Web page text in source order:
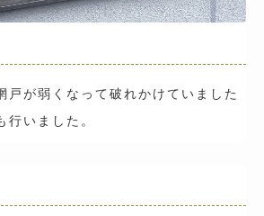
戸が弱くなって破れかけていました
いました。